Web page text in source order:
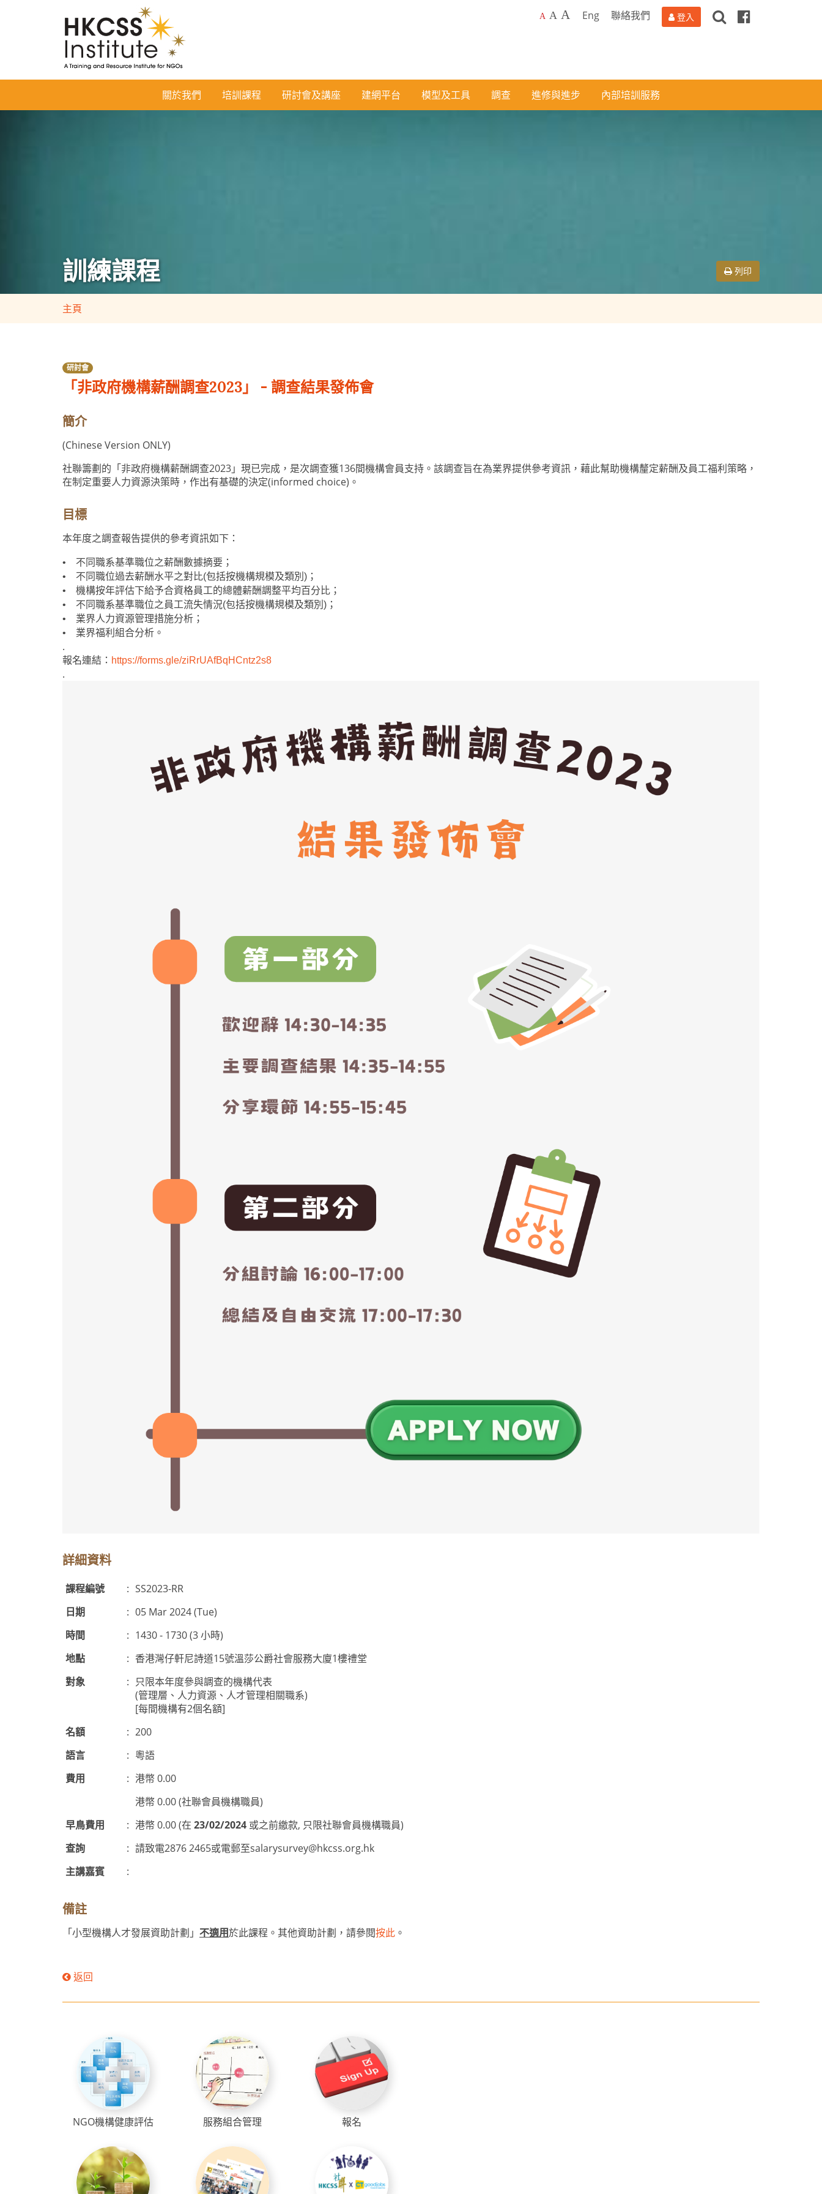
Institute
A A A Eng 聯絡我們 登入
搜 Facebook
關於我們 培訓課程 研討會及講座 建網平台 模型及工具 調查 進修與進步 內部培訓服務
訓練課程 列印
主頁
研討會
「非政府機構薪酬調查2023」 - 調查結果發佈會
簡介
(Chinese Version ONLY)
社聯籌劃的「非政府機構薪酬調查2023」現已完成，是次調查獲136間機構會員支持。該調查旨在為業界提供參考資訊，藉此幫助機構釐定薪酬及員工福利策略，
在制定重要人力資源決策時，作出有基礎的決定(informed choice)。
目標
本年度之調查報告提供的參考資訊如下：
• 不同職系基準職位之薪酬數據摘要；
• 不同職位過去薪酬水平之對比(包括按機構規模及類別)；
• 機構按年評估下給予合資格員工的總體薪酬調整平均百分比；
• 不同職系基準職位之員工流失情況(包括按機構規模及類別)；
• 業界人力資源管理措施分析 ；
• 業界福利組合分析 。
.
報名連結： https://forms.gle/ziRrUAfBqHCntz2s8
.
詳細資料
課程編號 : SS2023-RR
日期
: 05 Mar 2024 (Tue)
時間
: 1430 - 1730 (3 小時)
地點
: 香港灣仔軒尼詩道15號溫莎公爵社會服務大廈1樓禮堂
對象
: 只限本年度參與調查的機構代表
(管理層、人力資源、人才管理相關職系)
[每間機構有2個名額]
名額
: 200
語言
: 粵語
費用
: 港幣 0.00
港幣 0.00 (社聯會員機構職員)
早鳥費用
: 港幣 0.00 (在 23/02/2024 或之前繳款, 只限社聯會員機構職員)
查詢
: 請致電2876 2465或電郵至salarysurvey@hkcss.org.hk
主講嘉賓
:
備註
「小型機構人才發展資助計劃」 不適用於此課程。其他資助計劃，請參閱按此 。
返回
NGO機構健康評估 服務組合管理 報名